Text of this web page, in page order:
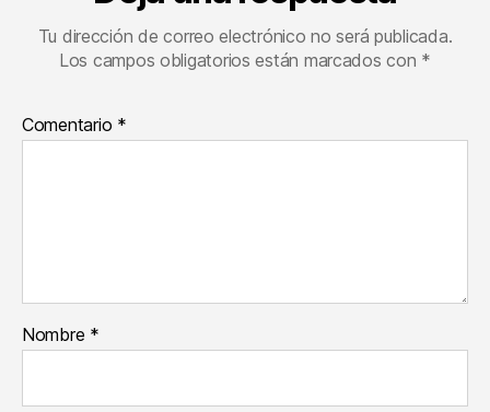
Tu dirección de correo electrónico no será publicada.
Los campos obligatorios están marcados con *
Comentario *
Nombre *